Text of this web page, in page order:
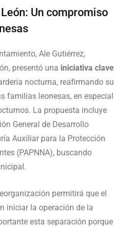
Un compromiso
Ale Gutiérrez,
presentó una iniciativa clave
nocturna, reafirmando su
familias leonesas, en especial
La propuesta incluye
General de Desarrollo
Auxiliar para la Protección
(PAPNNA), buscando
permitirá que el
iniciar la operación de la
esta separación porque